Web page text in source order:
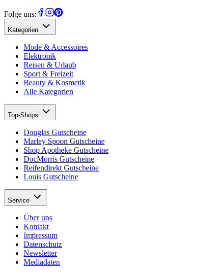
Folge uns:
Kategorien
Mode & Accessoires
Elektronik
Reisen & Urlaub
Sport & Freizeit
Beauty & Kosmetik
Alle Kategorien
Top-Shops
Douglas Gutscheine
Marley Spoon Gutscheine
Shop Apotheke Gutscheine
DocMorris Gutscheine
Reifendirekt Gutscheine
Louis Gutscheine
Service
Über uns
Kontakt
Impressum
Datenschutz
Newsletter
Mediadaten